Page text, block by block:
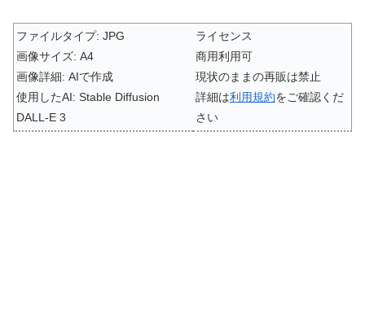
ファイルタイプ: JPG
画像サイズ: A4
画像詳細: AIで作成
使用したAI: Stable Diffusion
DALL-E 3
ライセンス
商用利用可
現状のままの再販は禁止
詳細は利用規約をご確認くだ
さい